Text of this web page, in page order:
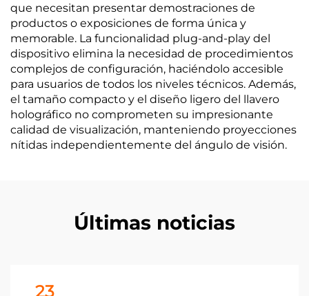
que necesitan presentar demostraciones de
productos o exposiciones de forma única y
memorable. La funcionalidad plug-and-play del
dispositivo elimina la necesidad de procedimientos
complejos de configuración, haciéndolo accesible
para usuarios de todos los niveles técnicos. Además,
el tamaño compacto y el diseño ligero del llavero
holográfico no comprometen su impresionante
calidad de visualización, manteniendo proyecciones
nítidas independientemente del ángulo de visión.
Últimas noticias
23